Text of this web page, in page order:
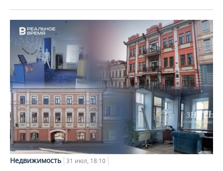
Недвижимость 31 июл, 18:10